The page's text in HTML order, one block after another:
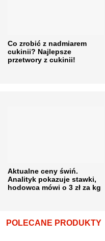
Co zrobić z nadmiarem
cukinii? Najlepsze
przetwory z cukinii!
Aktualne ceny świń.
Analityk pokazuje stawki,
hodowca mówi o 3 zł za kg
POLECANE PRODUKTY